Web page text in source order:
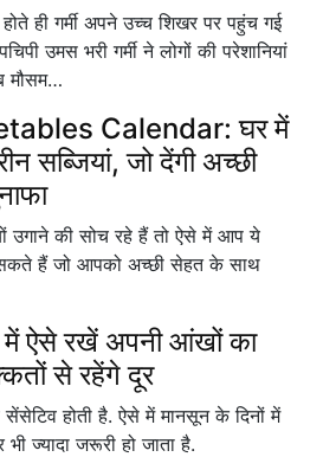
ही गर्मी अपने उच्च शिखर पर पहुंच गई
उमस भरी गर्मी ने लोगों की परेशानियां
मौसम…
Calendar: घर में
सब्जियां, जो देंगी अच्छी
उगाने की सोच रहे हैं तो ऐसे में आप ये
सकते हैं जो आपको अच्छी सेहत के साथ
में ऐसे रखें अपनी आंखों का
से रहेंगे दूर
सेंसेटिव होती है. ऐसे में मानसून के दिनों में
ज्यादा जरूरी हो जाता है.